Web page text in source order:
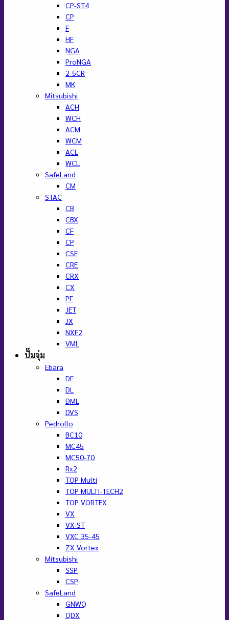
CP-ST4
CP
F
HF
NGA
ProNGA
2-5CR
MK
Mitsubishi
ACH
WCH
ACM
WCM
ACL
WCL
SafeLand
CM
STAC
CB
CBX
CF
CP
CSE
CRE
CRX
CX
PF
JET
JX
NXF2
VML
ปั๊มจุ่ม
Ebara
DF
DL
DML
DVS
Pedrollo
BC10
MC45
MC50-70
Rx2
TOP Multi
TOP MULTI-TECH2
TOP VORTEX
VX
VX ST
VXC 35-45
ZX Vortex
Mitsubishi
SSP
CSP
SafeLand
GNWQ
QDX